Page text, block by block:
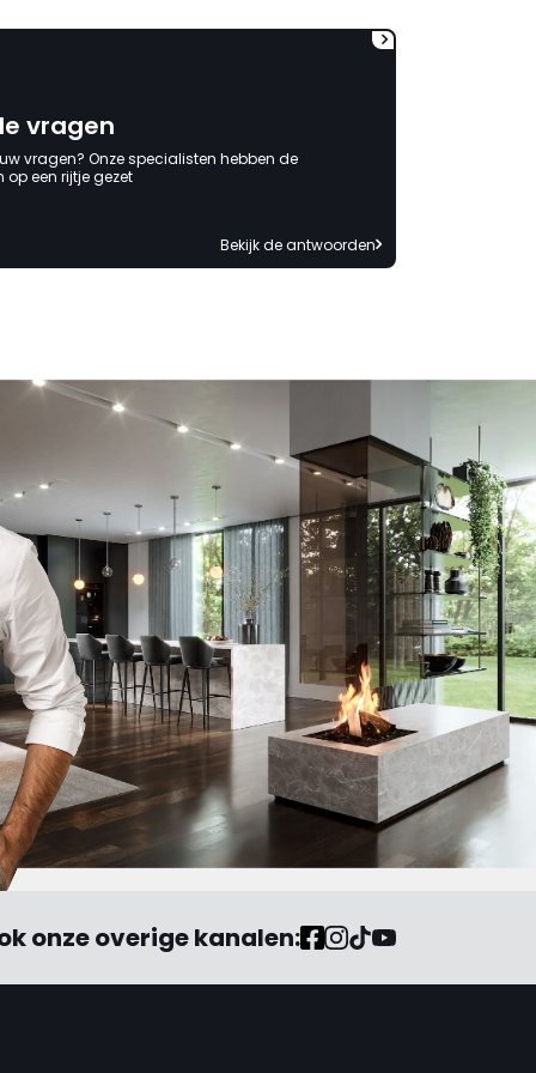
vragen
vragen? Onze specialisten hebben de
een rijtje gezet
Bekijk de antwoorden
onze overige kanalen: